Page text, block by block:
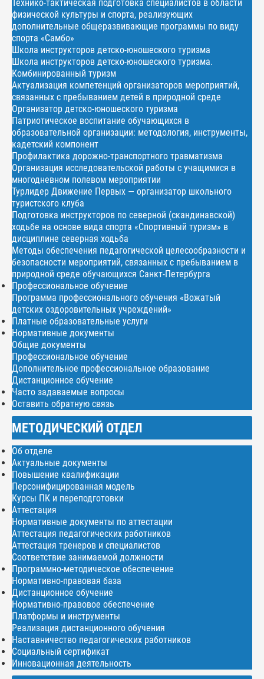
Технико-тактическая подготовка специалистов в области
физической культуры и спорта, реализующих
дополнительные общеразвивающие программы по виду
спорта «Самбо»
Школа инструкторов детско-юношеского туризма
Школа инструкторов детско-юношеского туризма.
Комбинированный туризм
Актуализация компетенций организаторов мероприятий,
связанных с пребыванием детей в природной среде
Организатор детско-юношеского туризма
Патриотическое воспитание обучающихся в
образовательной организации: методология, инструменты,
кадетский компонент
Профилактика дорожно-транспортного травматизма
Организация исследовательской работы с учащимися в
многодневном полевом мероприятии
Турлидер Движение Первых — организатор школьного
туристского клуба
Подготовка инструкторов по северной (скандинавской)
ходьбе на основе вида спорта «Спортивный туризм» в
дисциплине северная ходьба
Методы обеспечения педагогической целесообразности и
безопасности мероприятий, связанных с пребыванием в
природной среде обучающихся Санкт-Петербурга
Профессиональное обучение
Программа профессионального обучения «Вожатый
детских оздоровительных учреждений»
Платные образовательные услуги
Нормативные документы
Общие документы
Профессиональное обучение
Дополнительное профессиональное образование
Дистанционное обучение
Часто задаваемые вопросы
Оставить обратную связь
МЕТОДИЧЕСКИЙ ОТДЕЛ
Об отделе
Актуальные документы
Повышение квалификации
Персонифицированная модель
Курсы ПК и переподготовки
Аттестация
Нормативные документы по аттестации
Аттестация педагогических работников
Аттестация тренеров и специалистов
Соответствие занимаемой должности
Программно-методическое обеспечение
Нормативно-правовая база
Дистанционное обучение
Нормативно-правовое обеспечение
Платформы и инструменты
Реализация дистанционного обучения
Наставничество педагогических работников
Социальный сертификат
Инновационная деятельность